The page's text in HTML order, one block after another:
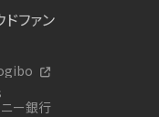
ファン
ー銀行